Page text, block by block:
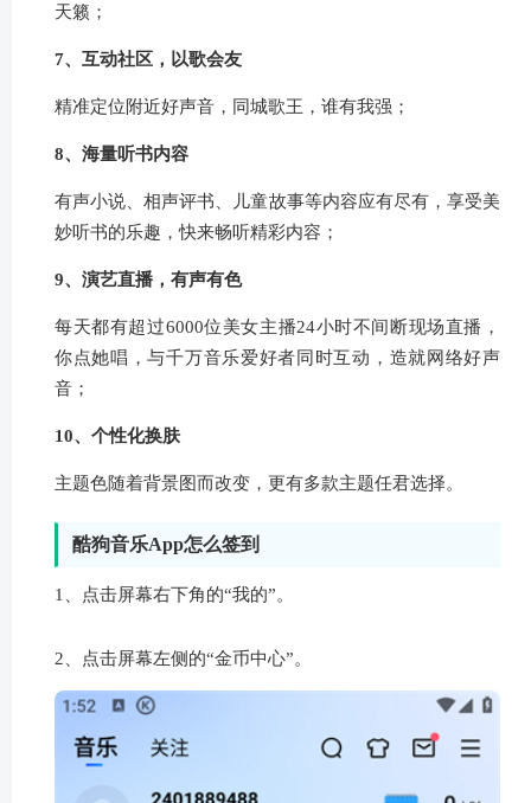
天籁；
7、互动社区，以歌会友
精准定位附近好声音，同城歌王，谁有我强；
8、海量听书内容
有声小说、相声评书、儿童故事等内容应有尽有，享受美
妙听书的乐趣，快来畅听精彩内容；
9、演艺直播，有声有色
每天都有超过6000位美女主播24小时不间断现场直播，
你点她唱，与千万音乐爱好者同时互动，造就网络好声
音；
10、个性化换肤
主题色随着背景图而改变，更有多款主题任君选择。
酷狗音乐App怎么签到
1、点击屏幕右下角的“我的”。